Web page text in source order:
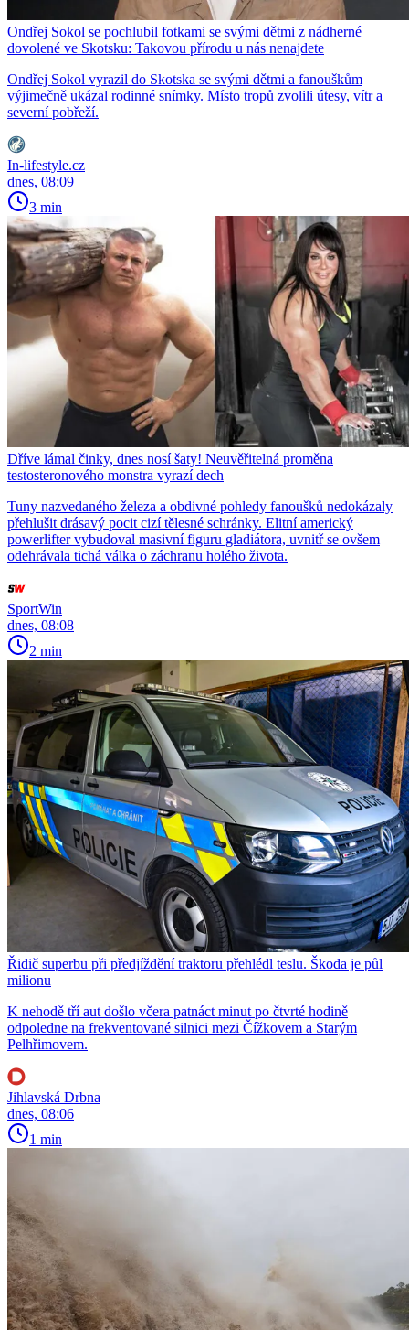
Ondřej Sokol se pochlubil fotkami se svými dětmi z nádherné
dovolené ve Skotsku: Takovou přírodu u nás nenajdete
Ondřej Sokol vyrazil do Skotska se svými dětmi a fanouškům
výjimečně ukázal rodinné snímky. Místo tropů zvolili útesy, vítr a
severní pobřeží.
In-lifestyle.cz
dnes, 08:09
3 min
Dříve lámal činky, dnes nosí šaty! Neuvěřitelná proměna
testosteronového monstra vyrazí dech
Tuny nazvedaného železa a obdivné pohledy fanoušků nedokázaly
přehlušit drásavý pocit cizí tělesné schránky. Elitní americký
powerlifter vybudoval masivní figuru gladiátora, uvnitř se ovšem
odehrávala tichá válka o záchranu holého života.
SportWin
dnes, 08:08
2 min
Řidič superbu při předjíždění traktoru přehlédl teslu. Škoda je půl
milionu
K nehodě tří aut došlo včera patnáct minut po čtvrté hodině
odpoledne na frekventované silnici mezi Čížkovem a Starým
Pelhřimovem.
Jihlavská Drbna
dnes, 08:06
1 min